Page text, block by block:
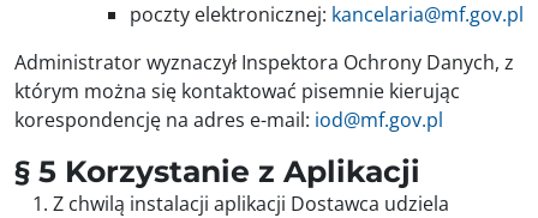
poczty elektronicznej: kancelaria@mf.gov.pl
Administrator wyznaczył Inspektora Ochrony Danych, z
którym można się kontaktować pisemnie kierując
korespondencję na adres e-mail: iod@mf.gov.pl
§ 5 Korzystanie z Aplikacji
Z chwilą instalacji aplikacji Dostawca udziela